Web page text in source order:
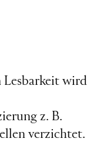
Lesbarkeit wird
z. B.
verzichtet.